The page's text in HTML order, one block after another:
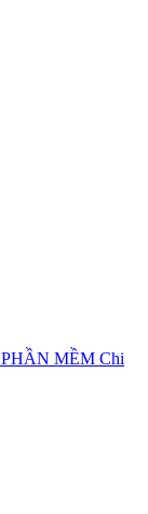
MỀM Chi